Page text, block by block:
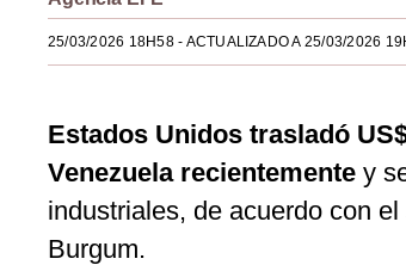
25/03/2026 18H58- ACTUALIZADO A 25/03/2026
Estados Unidos trasladó
Venezuela recientemente y
industriales, de acuerdo con
Burgum.